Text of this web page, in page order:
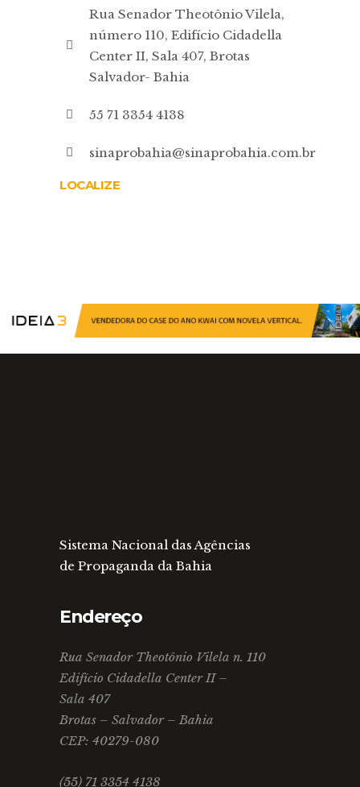
Rua Senador Theotônio Vilela,
número 110, Edifício Cidadella
Center II, Sala 407, Brotas
Salvador- Bahia
55 71 3354 4138
sinaprobahia@sinaprobahia.com.br
LOCALIZE
Sistema Nacional das Agências
de Propaganda da Bahia
Endereço
Rua Senador Theotônio Vilela n. 110
Edifício Cidadella Center II –
Sala 407
Brotas – Salvador – Bahia
CEP: 40279-080
(55) 71 3354 4138